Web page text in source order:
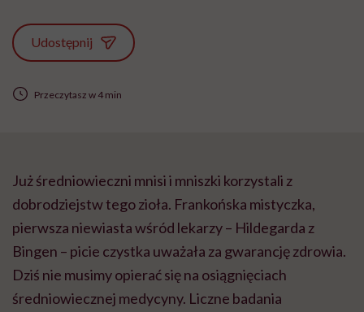
Udostępnij
Przeczytasz w 4 min
Już średniowieczni mnisi i mniszki korzystali z
dobrodziejstw tego zioła. Frankońska mistyczka,
pierwsza niewiasta wśród lekarzy – Hildegarda z
Bingen – picie czystka uważała za gwarancję zdrowia.
Dziś nie musimy opierać się na osiągnięciach
średniowiecznej medycyny. Liczne badania